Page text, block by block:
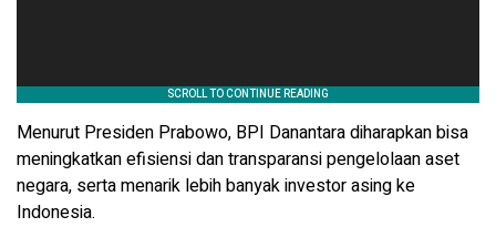
Menurut Presiden Prabowo, BPI Danantara diharapkan bisa
meningkatkan efisiensi dan transparansi pengelolaan aset
negara, serta menarik lebih banyak investor asing ke
Indonesia.